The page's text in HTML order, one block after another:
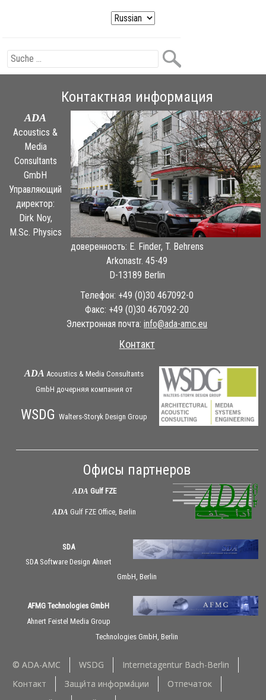
Контактная информация
ADA
Acoustics &
Media
Consultants
GmbH
Управляющий
директор:
Dirk Noy,
M.Sc. Physics
доверенность: E. Finder, T. Behrens
Arkonastr. 45-49
D-13189 Berlin
Телефон: +49 (0)30 467092-0
Факс: +49 (0)30 467092-20
Электронная почта:ue.cma-ada@ofni
Контакт
ADA Acoustics & Media Consultants
GmbH дочерняя компания от
WSDG Walters-Storyk Design Group
Офисы партнеров
ADA Gulf FZE
ADA Gulf FZE Office, Berlin
SDA
SDA Software Design Ahnert
GmbH, Berlin
AFMG Technologies GmbH
Ahnert Feistel Media Group
Technologies GmbH, Berlin
© ADA-AMC WSDG
Internetagentur Bach-Berlin
Контакт
Защи́та информа́ции
Отпечаток